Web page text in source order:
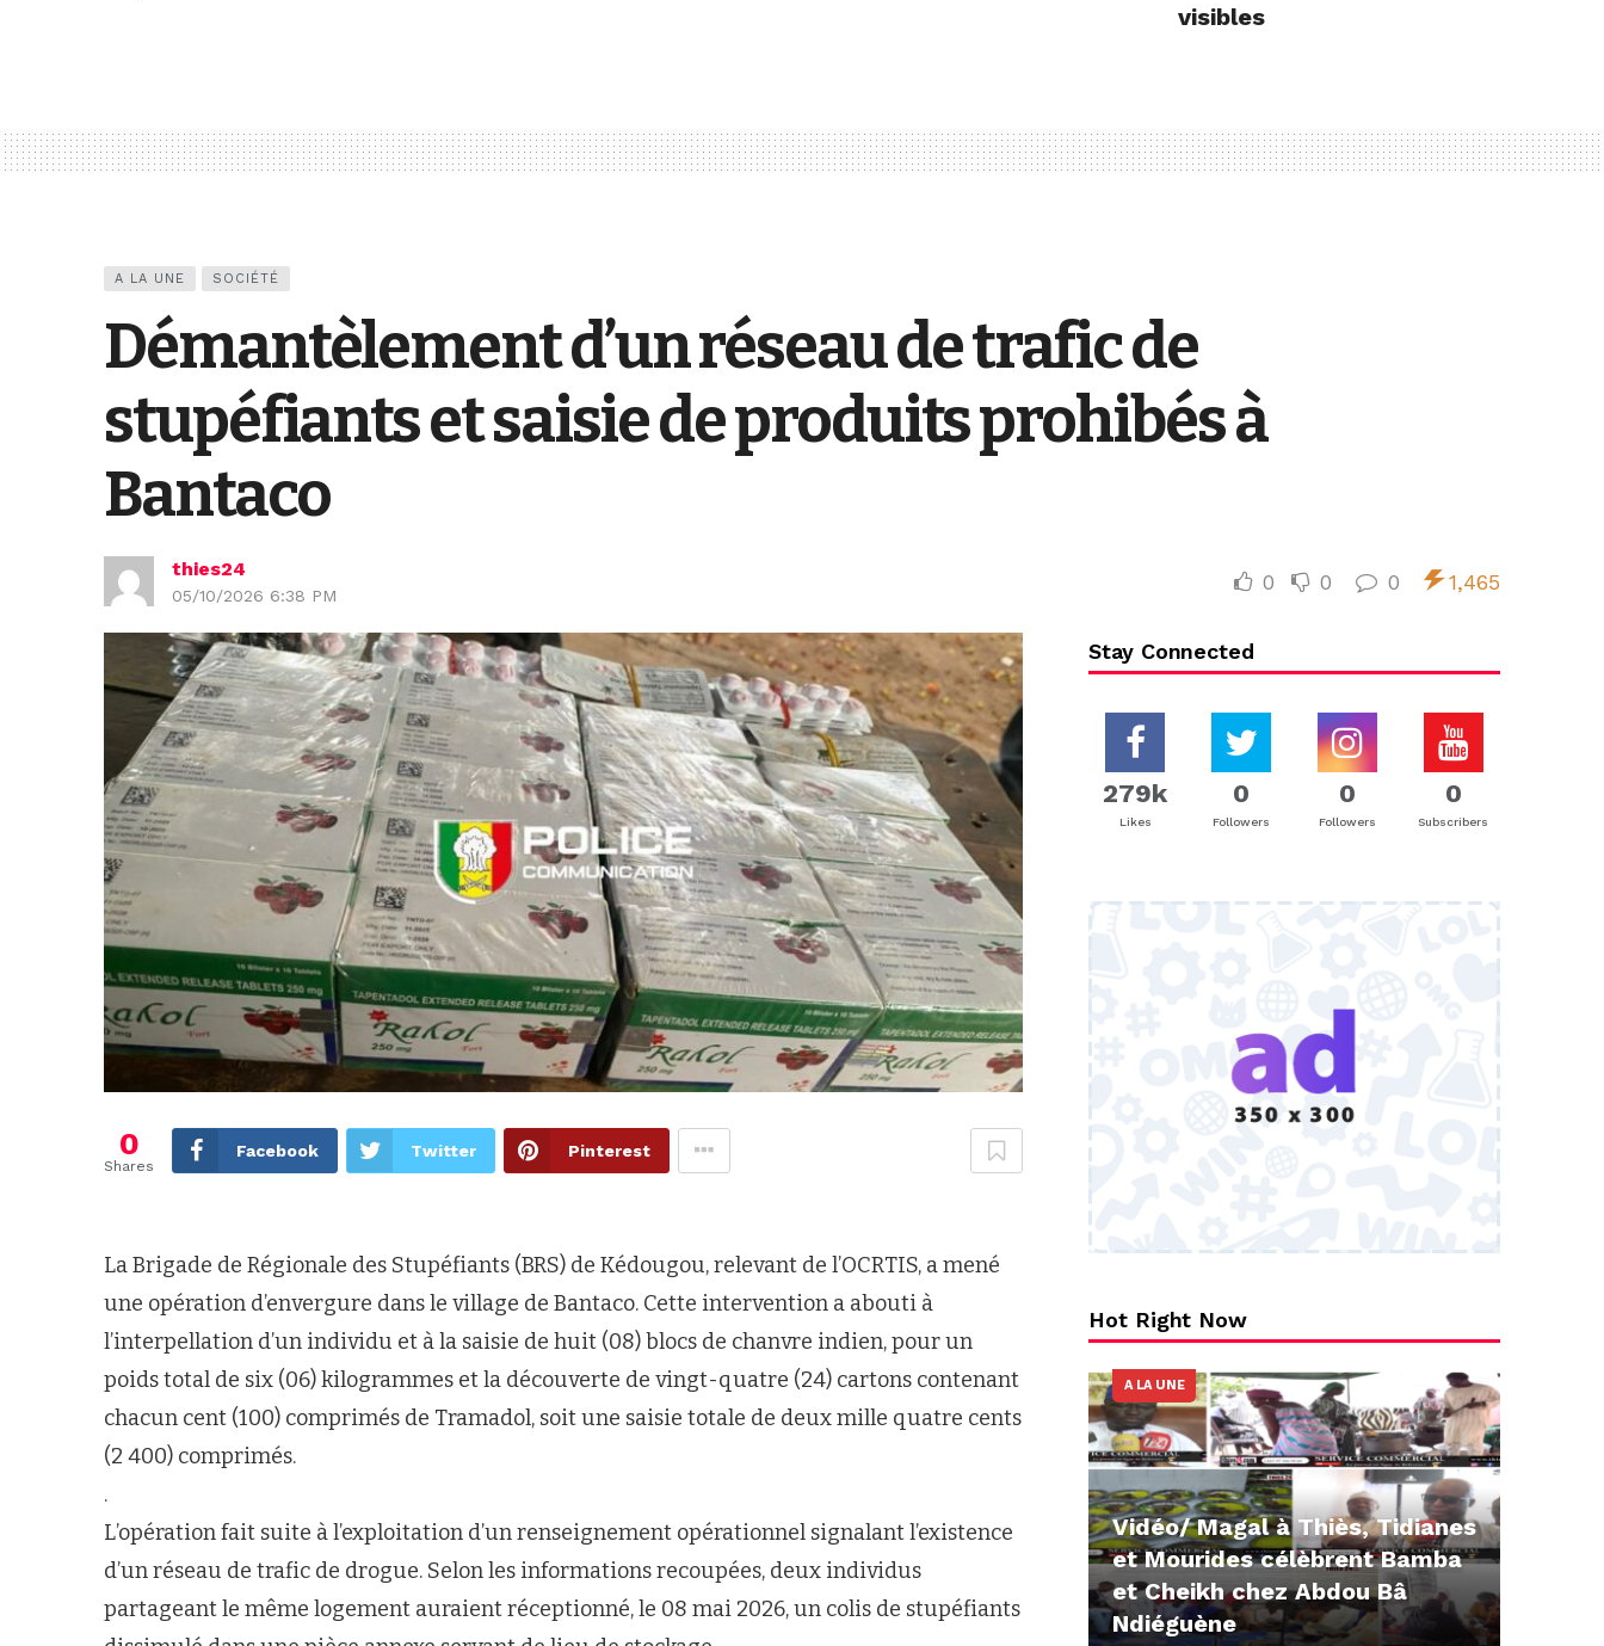
visibles
A LA UNE SOCIÉTÉ
Démantèlement d’un réseau de trafic de
stupéfiants et saisie de produits prohibés à
Bantaco
thies24
05/10/2026 6:38 PM
0 0 0 1,465
0
Shares
Facebook Twitter Pinterest
La Brigade de Régionale des Stupéfiants (BRS) de Kédougou, relevant de l’OCRTIS, a mené
une opération d’envergure dans le village de Bantaco. Cette intervention a abouti à
l’interpellation d’un individu et à la saisie de huit (08) blocs de chanvre indien, pour un
poids total de six (06) kilogrammes et la découverte de vingt-quatre (24) cartons contenant
chacun cent (100) comprimés de Tramadol, soit une saisie totale de deux mille quatre cents
(2 400) comprimés.
.
L’opération fait suite à l’exploitation d’un renseignement opérationnel signalant l’existence
d’un réseau de trafic de drogue. Selon les informations recoupées, deux individus
partageant le même logement auraient réceptionné, le 08 mai 2026, un colis de stupéfiants
Stay Connected
279k
Likes
0
Followers
0
Followers
0
Subscribers
Hot Right Now
A LA UNE
Vidéo/ Magal à Thiès, Tidianes
et Mourides célèbrent Bamba
et Cheikh chez Abdou Bâ
Ndiéguène